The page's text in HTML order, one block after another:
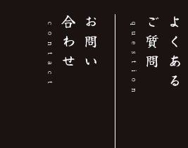
お
問
い
合
わ
せ
contact よ
く
あ
る
ご
質
問
question